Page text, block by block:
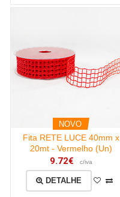
NOVO
Fita RETE LUCE 40mm x
20mt - Vermelho (Un)
9.72€ c/iva
DETALHE